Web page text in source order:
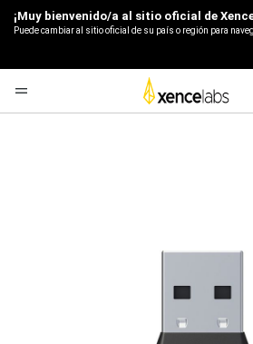
¡Muy bienvenido/a al sitio oficial de
Puede cambiar al sitio oficial de su país o región para